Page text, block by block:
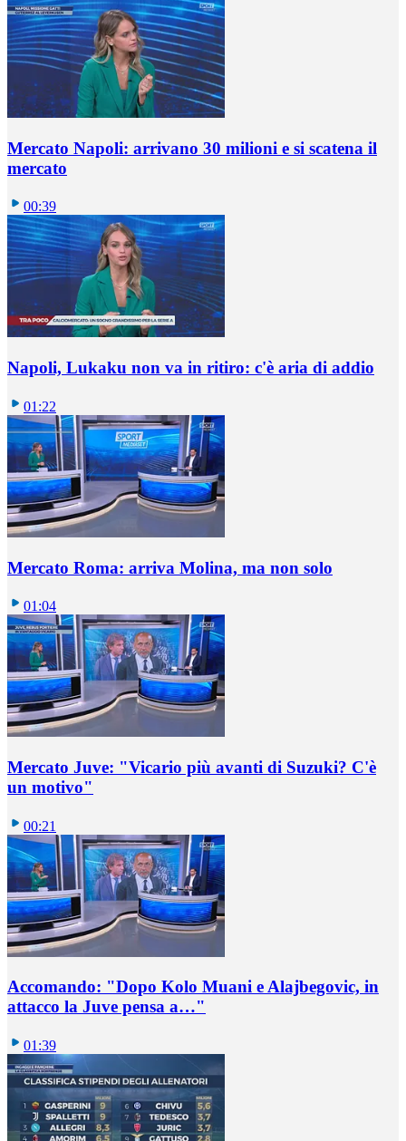
Mercato Napoli: arrivano 30 milioni e si scatena il
mercato
00:39
Napoli, Lukaku non va in ritiro: c'è aria di addio
01:22
Mercato Roma: arriva Molina, ma non solo
01:04
Mercato Juve: "Vicario più avanti di Suzuki? C'è
un motivo"
00:21
Accomando: "Dopo Kolo Muani e Alajbegovic, in
attacco la Juve pensa a…"
01:39